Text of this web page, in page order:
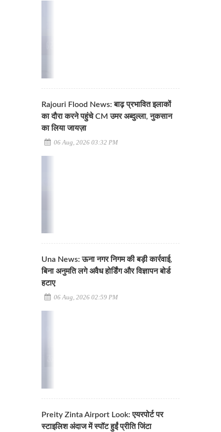
Rajouri Flood News: बाढ़ प्रभावित इलाकों
का दौरा करने पहुंचे CM उमर अब्दुल्ला, नुकसान
का लिया जायज़ा
06 Aug, 2026 03:32 PM
Una News: ऊना नगर निगम की बड़ी कार्रवाई,
बिना अनुमति लगे अवैध होर्डिंग और विज्ञापन बोर्ड
हटाए
06 Aug, 2026 02:59 PM
Preity Zinta Airport Look: एयरपोर्ट पर
स्टाइलिश अंदाज में स्पॉट हुईं प्रीति जिंटा